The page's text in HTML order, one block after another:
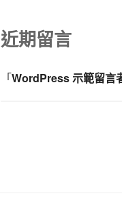
近期留言
「WordPress 示範留言